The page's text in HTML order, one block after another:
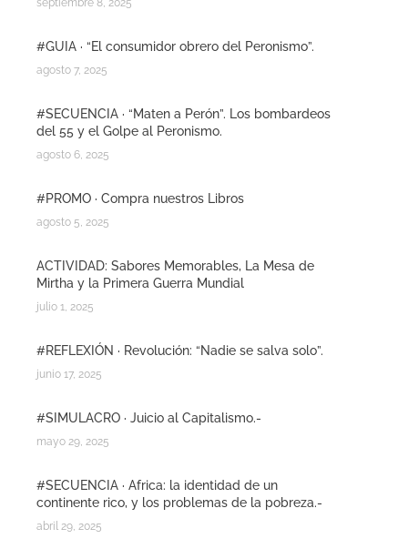
septiembre 8, 2025
#GUIA · “El consumidor obrero del Peronismo”.
agosto 7, 2025
#SECUENCIA · “Maten a Perón”. Los bombardeos
del 55 y el Golpe al Peronismo.
agosto 6, 2025
#PROMO · Compra nuestros Libros
agosto 5, 2025
ACTIVIDAD: Sabores Memorables, La Mesa de
Mirtha y la Primera Guerra Mundial
julio 1, 2025
#REFLEXIÓN · Revolución: “Nadie se salva solo”.
junio 17, 2025
#SIMULACRO · Juicio al Capitalismo.-
mayo 29, 2025
#SECUENCIA · Africa: la identidad de un
continente rico, y los problemas de la pobreza.-
abril 29, 2025